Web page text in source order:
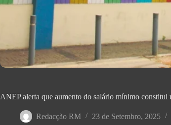
ANEP alerta que aumento do salário mínimo constitui
Redacção RM 23 de Setembro, 2025